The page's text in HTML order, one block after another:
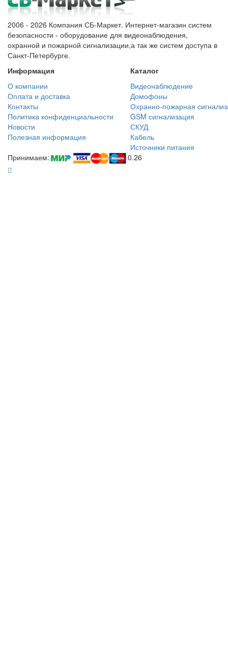
2006 - 2026 Компания СБ-Маркет. Интернет-магазин систем
безопасности - оборудование для видеонаблюдения,
охранной и пожарной сигнализации,а так же систем доступа в
Санкт-Петербурге.
Информация
Каталог
О компании
Видеонаблюдение
Оплата и доставка
Домофоны
Контакты
Охранно-пожарная
Политика конфиденциальности
GSM сигнализация
Новости
СКУД
Полезная информация
Кабель
Источники питания
Принимаем:
0.26